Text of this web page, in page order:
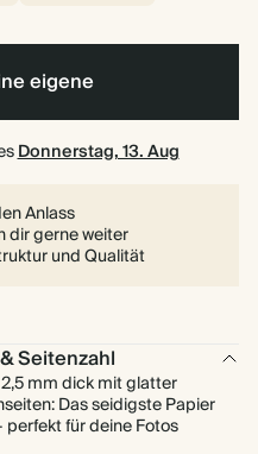
eigene
Donnerstag, 13. Aug
Anlass
dir gerne weiter
und Qualität
Seitenzahl
mm dick mit glatter
Das seidigste Papier
für deine Fotos